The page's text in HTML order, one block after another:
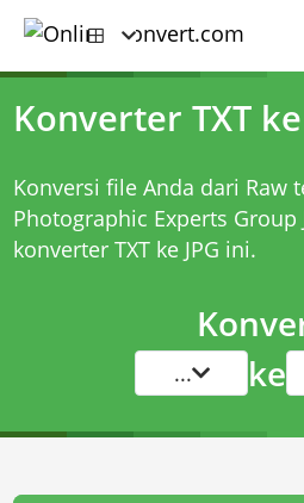
Konverter TXT ke
Konversi file Anda dari Raw
Photographic Experts Group
konverter TXT ke JPG ini.
... ke